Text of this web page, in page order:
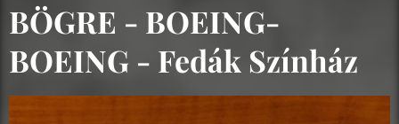
BÖGRE - BOEING-
BOEING - Fedák Színház